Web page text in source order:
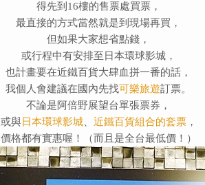
得先到16樓的售票處買票，
最直接的方式當然就是到現場再買，
但如果大家想省點錢，
或行程中有安排至日本環球影城，
也計畫要在近鐵百貨大肆血拼一番的話，
我個人會建議在國內先找可樂旅遊訂票。
不論是阿倍野展望台單張票券，
或與日本環球影城、 近鐵百貨組合的套票，
價格都有實惠喔！（而且是全台最低價！）